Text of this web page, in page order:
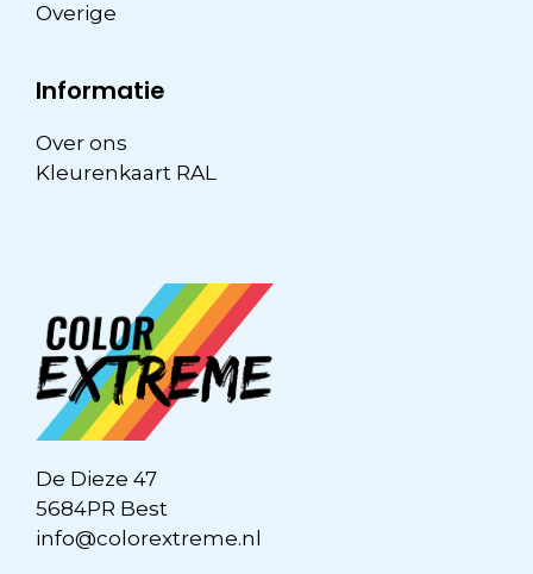
Overige
Informatie
Over ons
Kleurenkaart RAL
De Dieze 47
5684PR Best
info@colorextreme.nl